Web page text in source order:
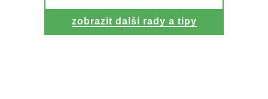
zobrazit další rady a tipy